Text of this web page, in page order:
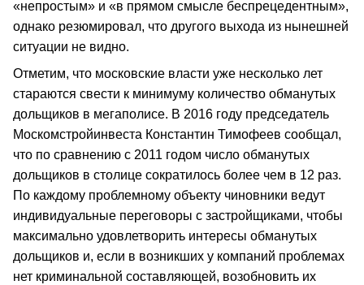
«непростым» и «в прямом смысле беспрецедентным»,
однако резюмировал, что другого выхода из нынешней
ситуации не видно.
Отметим, что московские власти уже несколько лет
стараются свести к минимуму количество обманутых
дольщиков в мегаполисе. В 2016 году председатель
Москомстройинвеста Константин Тимофеев сообщал,
что по сравнению с 2011 годом число обманутых
дольщиков в столице сократилось более чем в 12 раз.
По каждому проблемному объекту чиновники ведут
индивидуальные переговоры с застройщиками, чтобы
максимально удовлетворить интересы обманутых
дольщиков и, если в возникших у компаний проблемах
нет криминальной составляющей, возобновить их